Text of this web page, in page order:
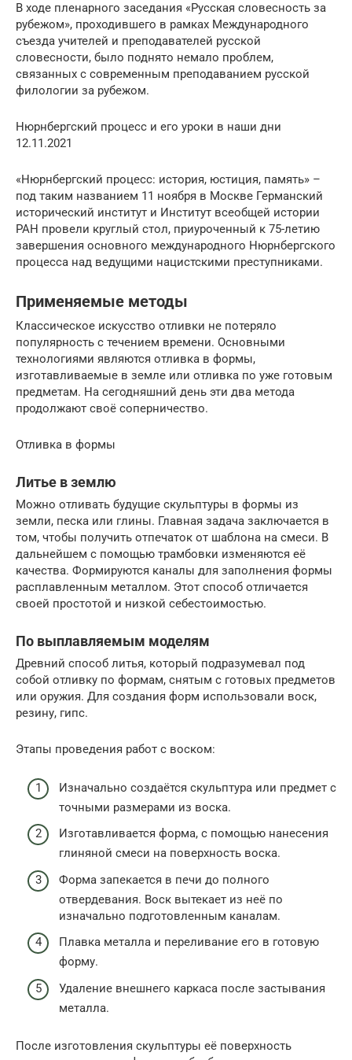
В ходе пленарного заседания «Русская словесность за
рубежом», проходившего в рамках Международного
съезда учителей и преподавателей русской
словесности, было поднято немало проблем,
связанных с современным преподаванием русской
филологии за рубежом.
Нюрнбергский процесс и его уроки в наши дни
12.11.2021
«Нюрнбергский процесс: история, юстиция, память» –
под таким названием 11 ноября в Москве Германский
исторический институт и Институт всеобщей истории
РАН провели круглый стол, приуроченный к 75-летию
завершения основного международного Нюрнбергского
процесса над ведущими нацистскими преступниками.
Применяемые методы
Классическое искусство отливки не потеряло
популярность с течением времени. Основными
технологиями являются отливка в формы,
изготавливаемые в земле или отливка по уже готовым
предметам. На сегодняшний день эти два метода
продолжают своё соперничество.
Отливка в формы
Литье в землю
Можно отливать будущие скульптуры в формы из
земли, песка или глины. Главная задача заключается в
том, чтобы получить отпечаток от шаблона на смеси. В
дальнейшем с помощью трамбовки изменяются её
качества. Формируются каналы для заполнения формы
расплавленным металлом. Этот способ отличается
своей простотой и низкой себестоимостью.
По выплавляемым моделям
Древний способ литья, который подразумевал под
собой отливку по формам, снятым с готовых предметов
или оружия. Для создания форм использовали воск,
резину, гипс.
Этапы проведения работ с воском:
Изначально создаётся скульптура или предмет с
точными размерами из воска.
Изготавливается форма, с помощью нанесения
глиняной смеси на поверхность воска.
Форма запекается в печи до полного
отвердевания. Воск вытекает из неё по
изначально подготовленным каналам.
Плавка металла и переливание его в готовую
форму.
Удаление внешнего каркаса после застывания
металла.
После изготовления скульптуры её поверхность